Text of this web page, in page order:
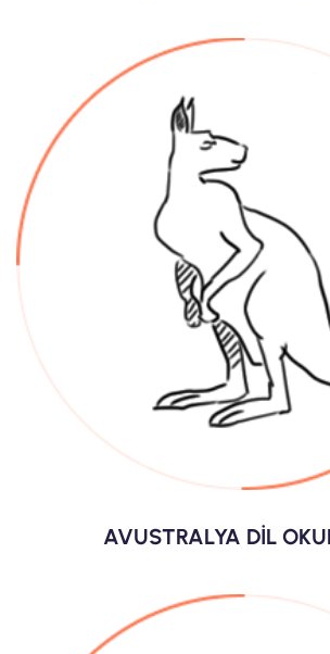
AVUSTRALYA DİL